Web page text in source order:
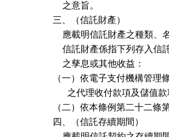
    之意旨。
三、（信託財產）
應載明信託財產之種類、
信託財產係指下列存入
    之孳息或其他收益：
（一）依電子支付機構管理
之代理收付款項及儲值
（二）依本條例第二十二條
四、（信託存續期間）